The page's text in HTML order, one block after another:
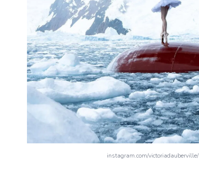
instagram.com/victoriadauberville/